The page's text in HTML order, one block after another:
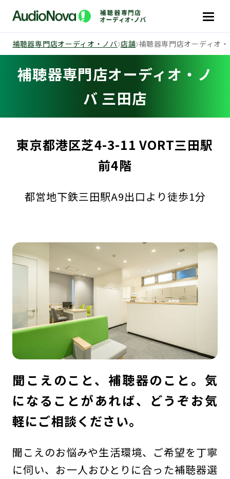
補聴器専門店オーディオ・ノバ 店舗 補聴器専門店オーディオ
補聴器専門店オーディオ・ノ
バ 三田店
東京都港区芝4-3-11 VORT三田駅
前4階
都営地下鉄三田駅A9出口より徒歩1分
聞こえのこと、補聴器のこと。気
になることがあれば、どうぞお気
軽にご相談ください。
聞こえのお悩みや生活環境、ご希望を丁寧
に伺い、お一人おひとりに合った補聴器選